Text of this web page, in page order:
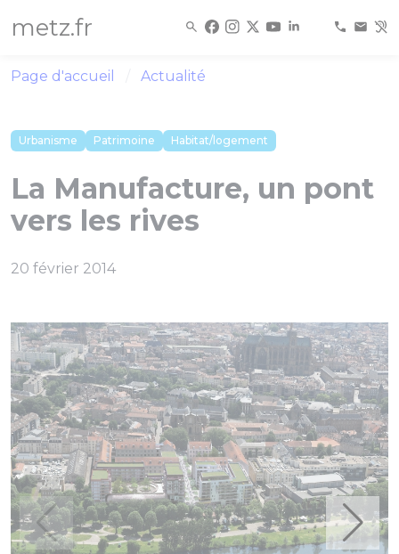
metz.fr
Page d'accueil Actualité
Urbanisme Patrimoine Habitat/logement
La Manufacture, un pont
vers les rives
20 février 2014